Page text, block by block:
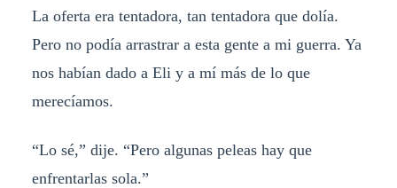
La oferta era tentadora, tan tentadora que dolía.
Pero no podía arrastrar a esta gente a mi guerra. Ya
nos habían dado a Eli y a mí más de lo que
merecíamos.
“Lo sé,” dije. “Pero algunas peleas hay que
enfrentarlas sola.”